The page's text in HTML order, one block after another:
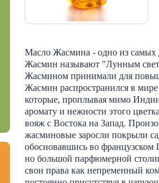
Масло Жасмина - одно из
Жасмин называют "Лунным
Жасмином принимали для
Жасмин распространился в
которые, проплывая мимо
аромату и нежности этого
вояж с Востока на Запад.
жасминовые заросли покрыли
обосновавшись во
но большой парфюмерной
свои права как непременный